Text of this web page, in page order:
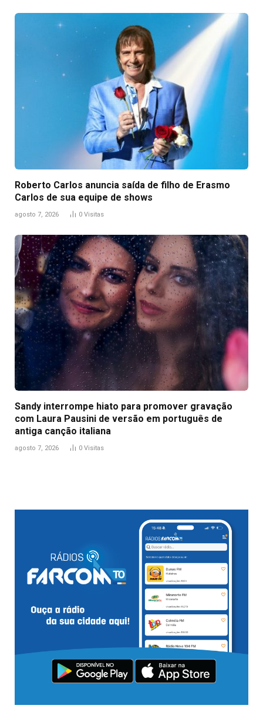
Roberto Carlos anuncia saída de filho de Erasmo
Carlos de sua equipe de shows
agosto 7, 2026 0 Visitas
Sandy interrompe hiato para promover gravação
com Laura Pausini de versão em português de
antiga canção italiana
agosto 7, 2026 0 Visitas